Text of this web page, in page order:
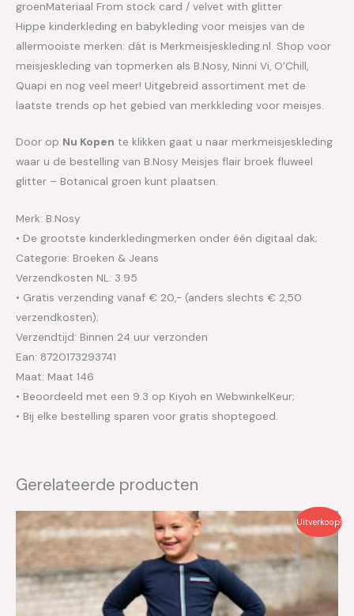
groenMateriaal From stock card / velvet with glitter
Hippe kinderkleding en babykleding voor meisjes van de
allermooiste merken: dát is Merkmeisjeskleding.nl. Shop voor
meisjeskleding van topmerken als B.Nosy, Ninni Vi, O’Chill,
Quapi en nog veel meer! Uitgebreid assortiment met de
laatste trends op het gebied van merkkleding voor meisjes.
Door op Nu Kopen te klikken gaat u naar merkmeisjeskleding
waar u de bestelling van B.Nosy Meisjes flair broek fluweel
glitter – Botanical groen kunt plaatsen.
Merk: B.Nosy
• De grootste kinderkledingmerken onder één digitaal dak;
Categorie: Broeken & Jeans
Verzendkosten NL: 3.95
• Gratis verzending vanaf € 20,- (anders slechts € 2,50
verzendkosten);
Verzendtijd: Binnen 24 uur verzonden
Ean: 8720173293741
Maat: Maat 146
• Beoordeeld met een 9.3 op Kiyoh en WebwinkelKeur;
• Bij elke bestelling sparen voor gratis shoptegoed.
Gerelateerde producten
Uitverkoop!
Oorspronkelijke
prijs
was:
€39.95.
Huidige
prijs
is:
€20.00.